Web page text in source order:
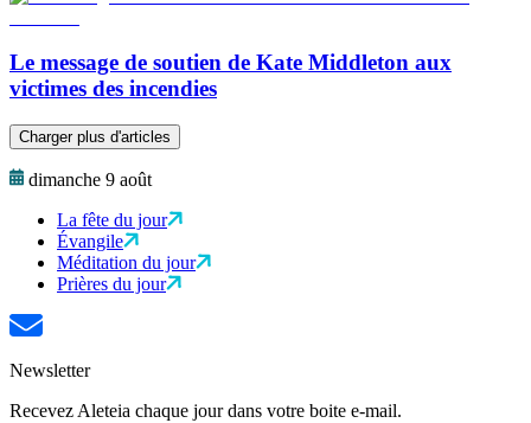
Le message de soutien de Kate Middleton aux
victimes des incendies
Charger plus d'articles
dimanche 9 août
La fête du jour
Évangile
Méditation du jour
Prières du jour
Newsletter
Recevez Aleteia chaque jour dans votre boite e-mail.